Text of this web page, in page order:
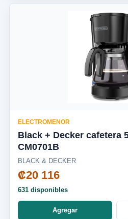
ELECTROMENOR
Black + Decker cafetera
CM0701B
BLACK & DECKER
₡20 116
631 disponibles
Agregar